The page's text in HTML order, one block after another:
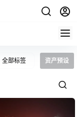
全部标签 资产预设